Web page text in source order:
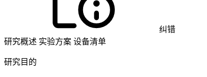
纠错
研究概述 实验方案 设备清单
研究目的